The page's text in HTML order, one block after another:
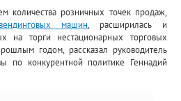
количества розничных точек продаж,
машин, расширилась и
на торги нестационарных торговых
годом, рассказал руководитель
по конкурентной политике Геннадий